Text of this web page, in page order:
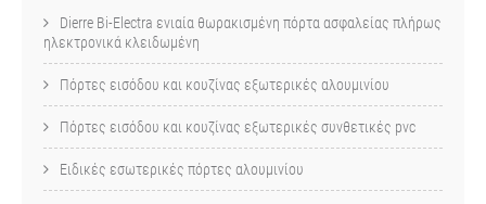
Dierre Bi-Electra ενιαία θωρακισμένη πόρτα ασφαλείας πλήρως
ηλεκτρονικά κλειδωμένη
Πόρτες εισόδου και κουζίνας εξωτερικές αλουμινίου
Πόρτες εισόδου και κουζίνας εξωτερικές συνθετικές pvc
Ειδικές εσωτερικές πόρτες αλουμινίου